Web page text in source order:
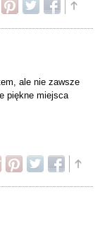
ale nie zawsze
piękne miejsca